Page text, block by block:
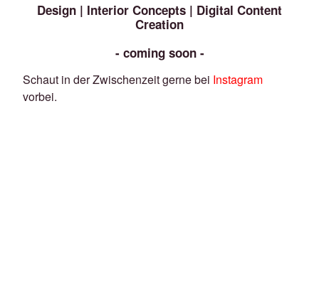
Design | Interior Concepts | Digital Content
Creation
- coming soon -
Schaut in der Zwischenzeit gerne bei Instagram
vorbei.